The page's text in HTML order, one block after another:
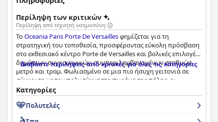
Περίληψη των κριτικών
Περίληψη από τεχνητή νοημοσύνη
ΤοOceania Paris Porte De Versaillesφημίζεται για τη
στρατηγική του τοποθεσία, προσφέροντας εύκολη πρόσβαση
στο εκθεσιακό κέντρο Porte de Versailles και βολικές επιλογές
δημόσιων συγκοινωνιών, συμπεριλαμβανομένων σταθμών
μετρό και τραμ. Φωλιασμένο σε μια πιο ήσυχη γειτονιά σε
σύγκριση με τον πολυσύχναστο πυρήνα της πόλης, οι
επισκέπτες μπορούν εύκολα να φτάσουν σε εμβληματικά
παρισινά αξιοθέατα όπως ο Πύργος του Άιφελ,
απολαμβάνοντας παράλληλα κοντινές επιλογές φαγητού. Το
ξενοδοχείο συμπληρώνει αυτό με σύγχρονες ανέσεις όπως
Διαβάστε περιλήψεις από κριτικές για όλες τις κατηγορίες
Κατηγορίες
Πολυτελές